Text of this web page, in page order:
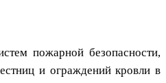
пожарной безопасности,
и ограждений кровли в